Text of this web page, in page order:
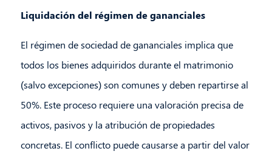
Liquidación del régimen de gananciales
El régimen de sociedad de gananciales implica que
todos los bienes adquiridos durante el matrimonio
(salvo excepciones) son comunes y deben repartirse al
50%. Este proceso requiere una valoración precisa de
activos, pasivos y la atribución de propiedades
concretas. El conflicto puede causarse a partir del valor